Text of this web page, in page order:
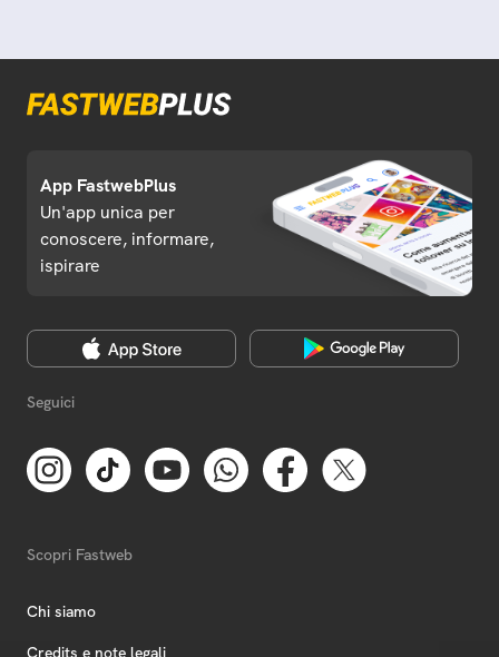
App FastwebPlus
Un'app unica per
conoscere, informare,
ispirare
Seguici
Scopri Fastweb
Chi siamo
Credits e note legali